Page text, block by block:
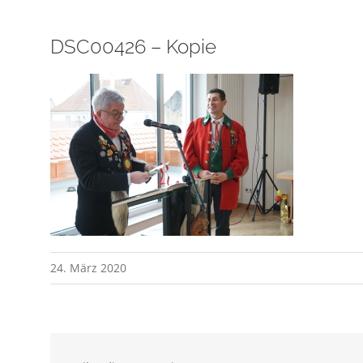
DSC00426 – Kopie
24. März 2020